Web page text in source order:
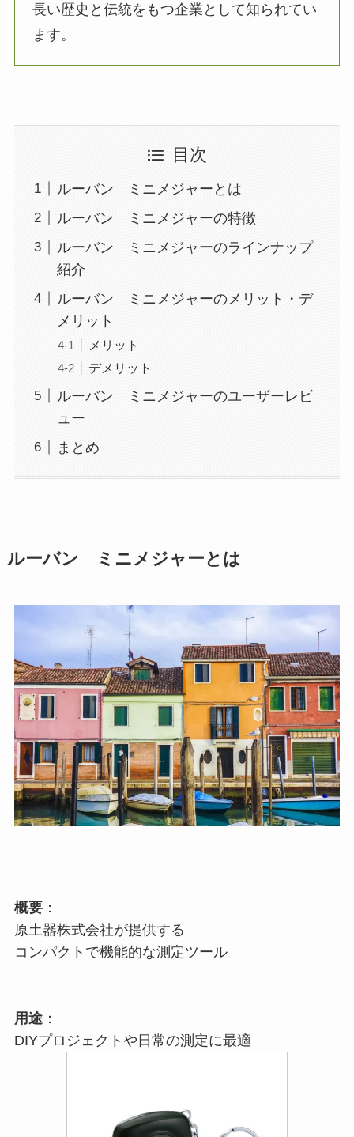
長い歴史と伝統をもつ企業として知られてい
ます。
目次
ルーバン ミニメジャーとは
ルーバン ミニメジャーの特徴
ルーバン ミニメジャーのラインナップ
紹介
ルーバン ミニメジャーのメリット・デ
メリット
メリット
デメリット
ルーバン ミニメジャーのユーザーレビ
ュー
まとめ
ルーバン ミニメジャーとは
概要：
原土器株式会社が提供する
コンパクトで機能的な測定ツール
用途：
DIYプロジェクトや日常の測定に最適